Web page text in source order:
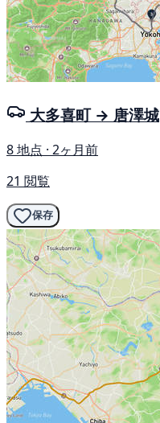
大多喜町 → 唐澤城
8 地点 · 2ヶ月前
21 閲覧
保存